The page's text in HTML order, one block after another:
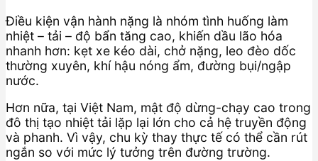
Điều kiện vận hành nặng là nhóm tình huống làm
nhiệt – tải – độ bẩn tăng cao, khiến dầu lão hóa
nhanh hơn: kẹt xe kéo dài, chở nặng, leo đèo dốc
thường xuyên, khí hậu nóng ẩm, đường bụi/ngập
nước.
Hơn nữa, tại Việt Nam, mật độ dừng-chạy cao trong
đô thị tạo nhiệt tải lặp lại lớn cho cả hệ truyền động
và phanh. Vì vậy, chu kỳ thay thực tế có thể cần rút
ngắn so với mức lý tưởng trên đường trường.